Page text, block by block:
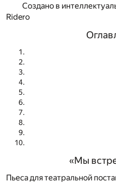
Создано в
Ridero
«Мы
Пьеса для театральной